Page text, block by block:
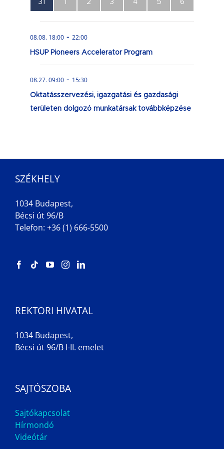
esemény,
31
esemény,
1
esemény,
2
esemény,
3
esemény,
4
esemény,
5
esemény,
6
08.08. 18:00 - 22:00
HSUP Pioneers Accelerator Program
08.27. 09:00 - 15:30
Oktatásszervezési, igazgatási és gazdasági
területen dolgozó munkatársak továbbképzése
SZÉKHELY
1034 Budapest,
Bécsi út 96/B
Telefon: +36 (1) 666-5500
REKTORI HIVATAL
1034 Budapest,
Bécsi út 96/B I-II. emelet
SAJTÓSZOBA
Sajtókapcsolat
Hírmondó
Videótár